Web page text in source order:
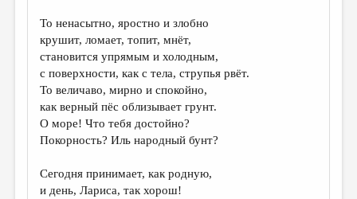
ДЕТСКАЯ КОМНАТА
КНИЖНАЯ ПОЛКА
ОБЗОР ЛИТЕРАТУРЫ
СТРАНИЦЫ ПАМЯТИ
ОБЪЯВЛЕНИЯ
РЕДКОЛЛЕГИЯ
То ненасытно, яростно и злобно
крушит, ломает, топит, мнёт,
становится упрямым и холодным,
с поверхности, как с тела, струпья рвёт.
То величаво, мирно и спокойно,
как верный пёс облизывает грунт.
О море! Что тебя достойно?
Покорность? Иль народный бунт?
Сегодня принимает, как родную,
и день, Лариса, так хорош!